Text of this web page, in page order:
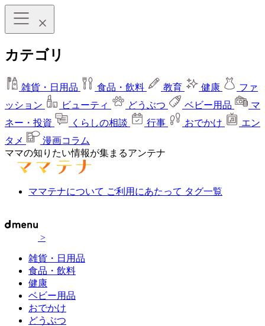
カテゴリ
雑貨・日用品 食品・飲料 教育 健康
ファ
ッション
ビューティ どうぶつ ベビー用品
マ
ネー・投資
くらしの相談 行事 おでかけ
エン
タメ
漫画コラム
ママの知りたい情報が集まるアンテナ
ママテナについて ご利用にあたって タグ一覧
>
雑貨・日用品
食品・飲料
健康
ベビー用品
おでかけ
どうぶつ